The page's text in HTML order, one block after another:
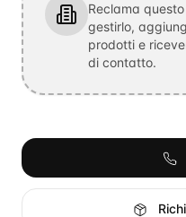
Reclama
gestirlo,
prodotti e
di contatto.